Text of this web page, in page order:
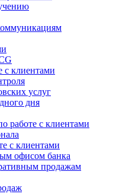
с клиентами
услуг
дня
работе с клиентами
с клиентами
офисом банка
продажам